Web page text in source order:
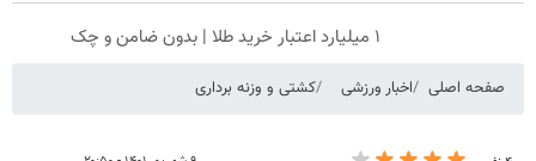
۱ میلیارد اعتبار خرید طلا | بدون ضامن و چک
صفحه اصلی اخبار ورزشی کشتی و وزنه‌ برداری